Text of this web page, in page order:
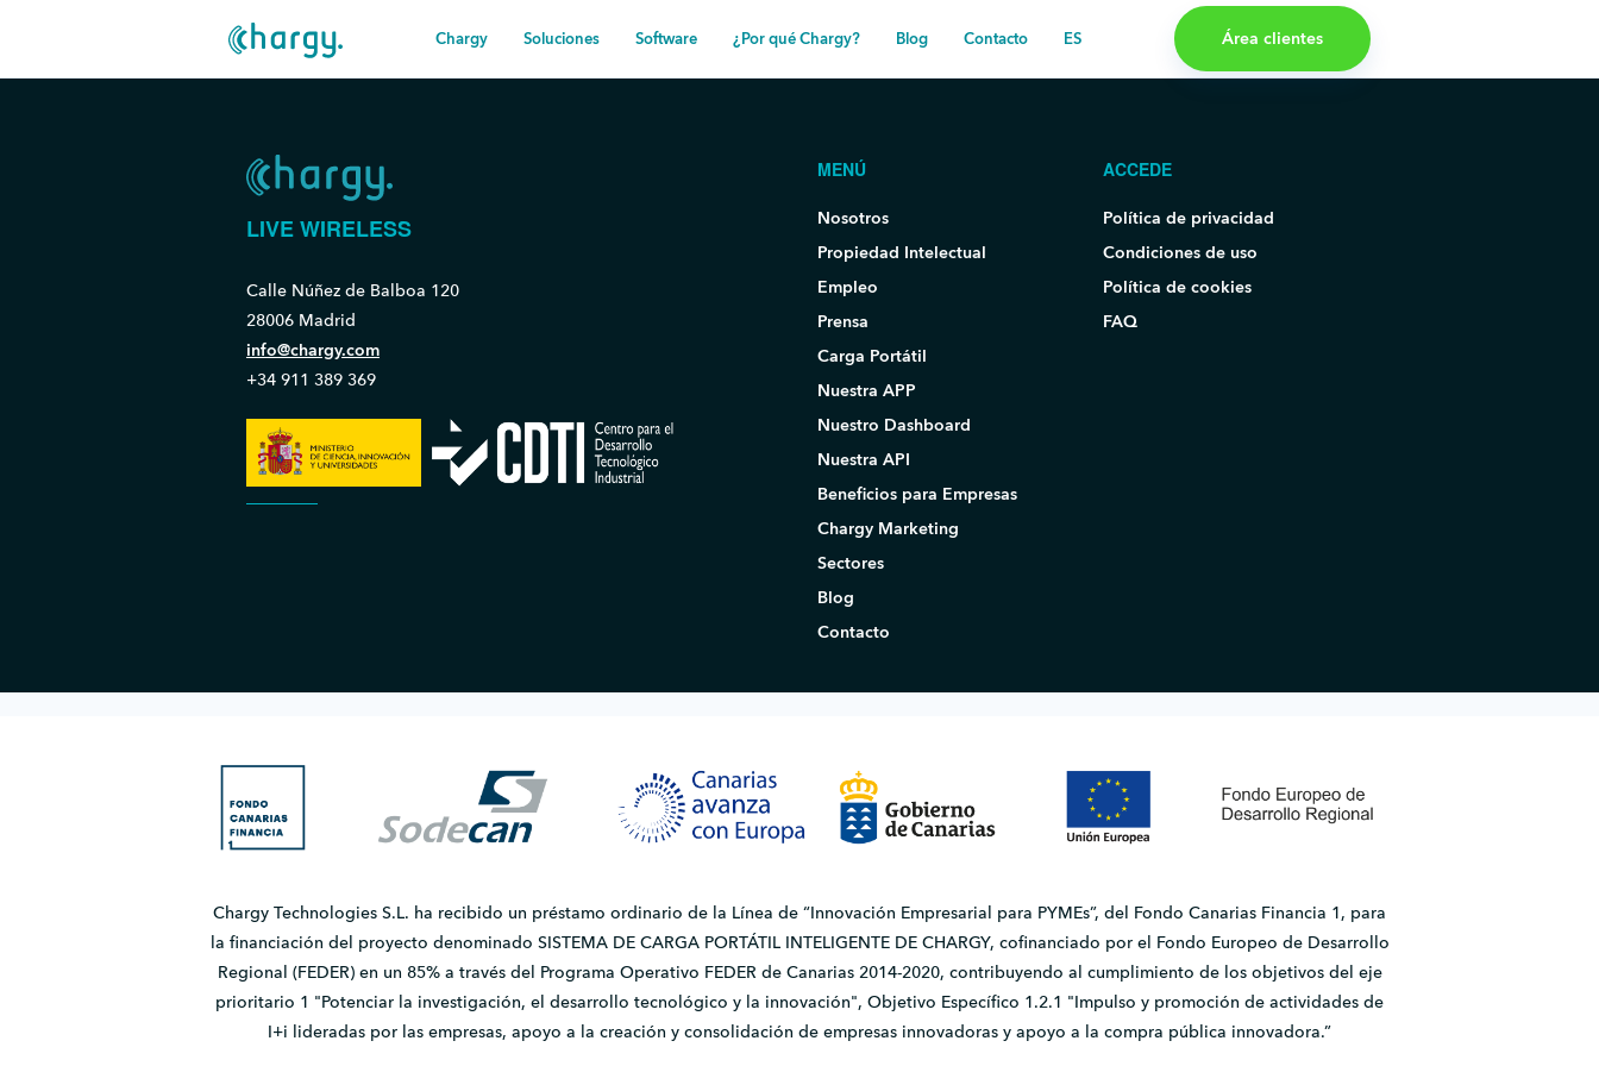
Chargy Soluciones Software ¿Por qué Chargy? Blog Contacto ES Área clientes
LIVE WIRELESS
Calle Núñez de Balboa 120
28006 Madrid
info@chargy.com
+34 911 389 369
MENÚ
Nosotros
Propiedad Intelectual
Empleo
Prensa
Carga Portátil
Nuestra APP
Nuestro Dashboard
Nuestra API
Beneficios para Empresas
Chargy Marketing
Sectores
Blog
Contacto
ACCEDE
Política de privacidad
Condiciones de uso
Política de cookies
FAQ
Chargy Technologies S.L. ha recibido un préstamo ordinario de la Línea de “Innovación Empresarial para PYMEs”, del Fondo Canarias Financia 1, para
la financiación del proyecto denominado SISTEMA DE CARGA PORTÁTIL INTELIGENTE DE CHARGY, cofinanciado por el Fondo Europeo de Desarrollo
Regional (FEDER) en un 85% a través del Programa Operativo FEDER de Canarias 2014-2020, contribuyendo al cumplimiento de los objetivos del eje
prioritario 1 "Potenciar la investigación, el desarrollo tecnológico y la innovación", Objetivo Específico 1.2.1 "Impulso y promoción de actividades de
I+i lideradas por las empresas, apoyo a la creación y consolidación de empresas innovadoras y apoyo a la compra pública innovadora.”